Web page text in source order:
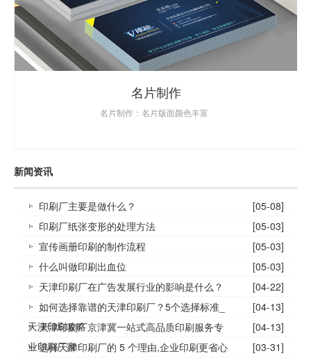
名片制作
名片制作：名片版面颜色丰富
新闻资讯
印刷厂主要是做什么？
[05-08]
印刷厂纸张变形的处理方法
[05-03]
宣传画册印刷的制作流程
[05-03]
什么叫做印刷出血位
[05-03]
天津印刷厂在广告发展行业的影响是什么？
[04-22]
如何选择靠谱的天津印刷厂？5个选择标准_
天津印刷攻略
[04-13]
天津印刷厂京津冀一站式高品质印刷服务专
业印刷厂家
[04-13]
选择天津印刷厂的 5 个理由,企业印刷更省心
[03-31]